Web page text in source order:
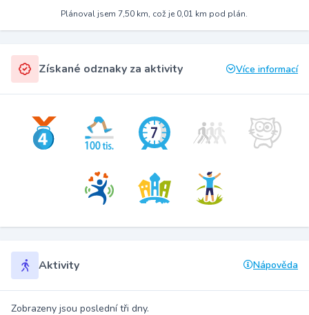
Plánoval jsem 7,50 km, což je 0,01 km pod plán.
Získané odznaky za aktivity Více informací
Aktivity Nápověda
Zobrazeny jsou poslední tři dny.